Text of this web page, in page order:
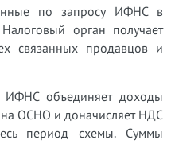
по запросу ИФНС в
орган получает
связанных продавцов и
объединяет доходы
на ОСНО и доначисляет НДС
период схемы. Суммы